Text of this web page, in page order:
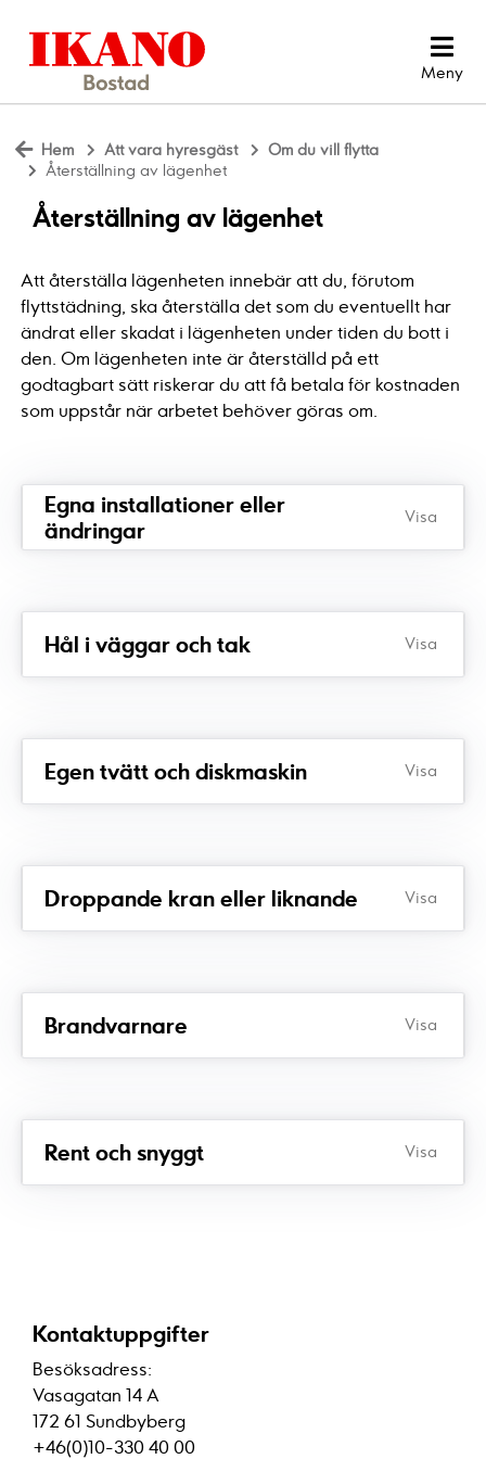
Hem Att vara hyresgäst
Om du vill flytta
Återställning av lägenhet
Återställning av lägenhet
Att återställa lägenheten innebär att du, förutom
flyttstädning, ska återställa det som du eventuellt har
ändrat eller skadat i lägenheten under tiden du bott i
den. Om lägenheten inte är återställd på ett
godtagbart sätt riskerar du att få betala för kostnaden
som uppstår när arbetet behöver göras om.
Egna installationer eller
ändringar
Visa
Hål i väggar och tak Visa
Egen tvätt och diskmaskin Visa
Droppande kran eller liknande Visa
Brandvarnare Visa
Rent och snyggt Visa
Kontaktuppgifter
Besöksadress:
Vasagatan 14 A
172 61 Sundbyberg
+46(0)10-330 40 00